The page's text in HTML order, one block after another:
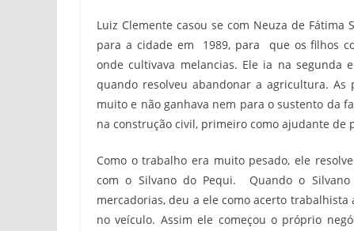
Luiz Clemente casou se com Neuza de
para a cidade em 1989, para que os filhos
onde cultivava melancias. Ele ia na segunda
quando resolveu abandonar a agricultura. As
muito e não ganhava nem para o sustento da
na construção civil, primeiro como ajudante
Como o trabalho era muito pesado, ele
com o Silvano do Pequi. Quando o
mercadorias, deu a ele como acerto
no veículo. Assim ele começou o próprio